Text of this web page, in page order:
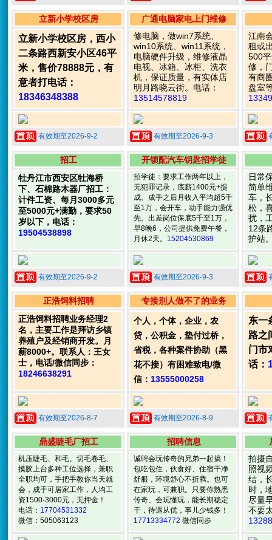
立新小学校区房
立新小学校区房，西小
二条路西新安小区46平
米，售价78888元，有
意者打电话：
18346348388
有效期至2026-9-2
广通电脑家电上门维修
修电脑，做win7系统、
win10系统、win11系统，
电脑硬件升级，维修液晶
电视、冰箱、冰柜、洗衣
机，保证质量，有实体店
明月路晓云街。电话：
13514578819
有效期至2026-9-3
江南
租或
500
修，
有商
盘室
招工
牡丹江市西安区牡海桥
下、石棉路木器厂招工：
计件工资、每月3000多元
至5000元+满勤，要求50
岁以下，电话：
19504538898
有效期至2026-9-2
开锁配汽车钥匙招学徒
招学徒：要求工作两年以上，
无犯罪记录，底薪1400元+提
成。成手之后月收入平均超5千
至1万，会开车，动手能力强优
先。出差岗位保底5千至1万，
早8晚6，公司提供免费午餐，
月休2天。 15204530869
有效期至2026-9-3
日常
简单
车，
松，
扰，
12条
护站
正浩饲料招聘
正浩饲料招聘业务经理2
名，主要工作是拜访乡镇
养殖户及经销商开发。月
薪8000+。联系人：王女
士，电话/微信同步：
18246638291
有效期至2026-8-7
专接别人做不了的业务
个人，个体，企业，农
贷，公积金，垫付过桥，
省税，各种案件协助（黑
花不接）有困难致电/微
信： 13555000258
有效期至2026-8-9
东一
路之
门市
话：
鼎盛睫毛厂招工
机压睫毛、和毛、切毛卷毛、
摸胶上台多种工位选择，兼职
全职均可，手把手教你当天就
会，成手可居家工作，人均工
资1500-3000元，无押金！
电话： 17704531332
微信：505063123
招聘信息
诚聘会玩传奇的兄弟一起搞！
包吃包住，伙食好、住宿干净
舒服，环境舒心不折腾。也可
在家玩，可兼职。只要你熟悉
传奇、会玩懂玩，能长期稳定
干，待遇从优，事儿少钱多！
17713334772 微信同步
拍摄
照视
结，
时，
尽量
不要